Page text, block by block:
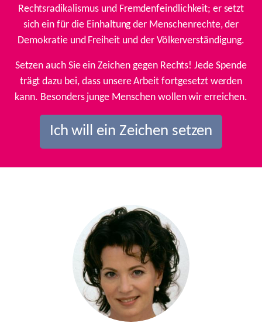
Rechtsradikalismus und Fremdenfeindlichkeit; er setzt
sich ein für die Einhaltung der Menschenrechte, der
Demokratie und Freiheit und der Völkerverständigung.
Setzen auch Sie ein Zeichen gegen Rechts! Jede Spende
trägt dazu bei, dass unsere Arbeit fortgesetzt werden
kann. Besonders junge Menschen wollen wir erreichen.
Ich will ein Zeichen setzen